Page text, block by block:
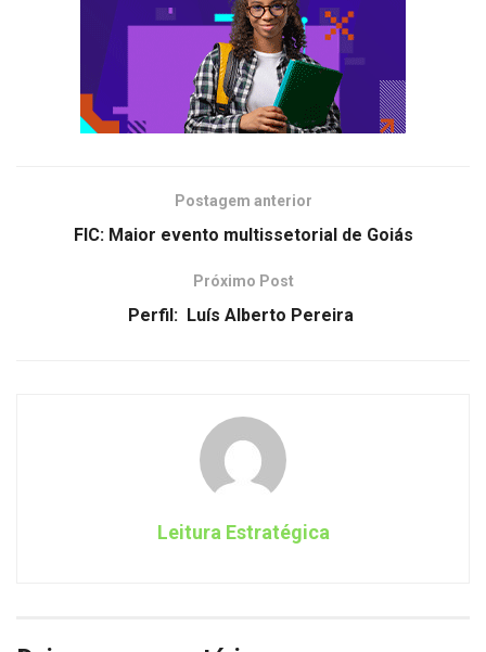
Postagem anterior
FIC: Maior evento multissetorial de Goiás
Próximo Post
Perfil: Luís Alberto Pereira
Leitura Estratégica